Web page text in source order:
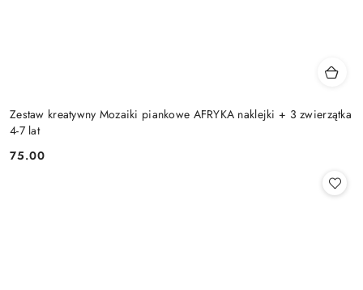
Zestaw kreatywny Mozaiki piankowe AFRYKA naklejki + 3 zwierzątka
4-7 lat
Cena:
75.00